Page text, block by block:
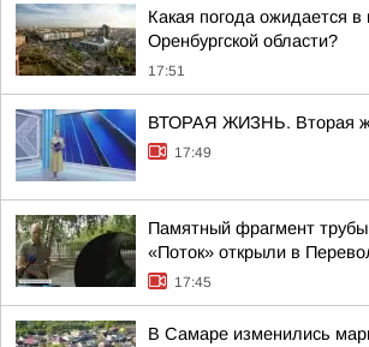
Какая погода ожидается
Оренбургской области?
17:51
ВТОРАЯ ЖИЗНЬ. Вторая
17:49
Памятный фрагмент
«Поток» открыли в
17:45
В Самаре изменились